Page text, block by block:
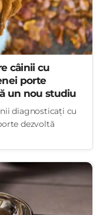
câinii cu
porte
un nou studiu
diagnosticați cu
dezvoltă